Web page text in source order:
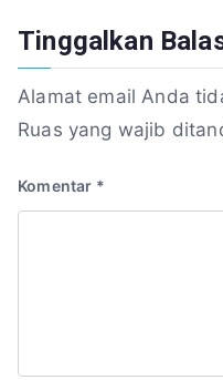
Tinggalkan
Alamat email Anda
Ruas yang wajib
Komentar *